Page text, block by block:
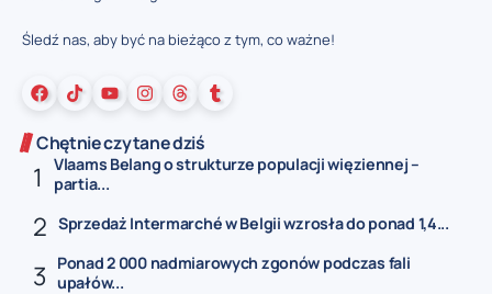
Śledź nas, aby być na bieżąco z tym, co ważne!
Chętnie czytane dziś
Vlaams Belang o strukturze populacji więziennej –
partia...
Sprzedaż Intermarché w Belgii wzrosła do ponad 1,4...
Ponad 2 000 nadmiarowych zgonów podczas fali
upałów...